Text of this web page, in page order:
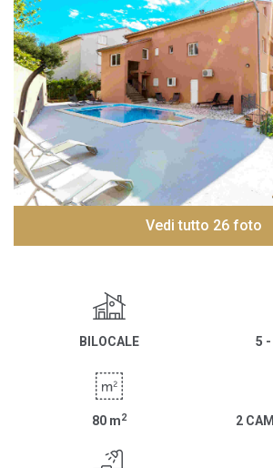
Vedi tutto 26 foto
BILOCALE 5 -
80 m2 2